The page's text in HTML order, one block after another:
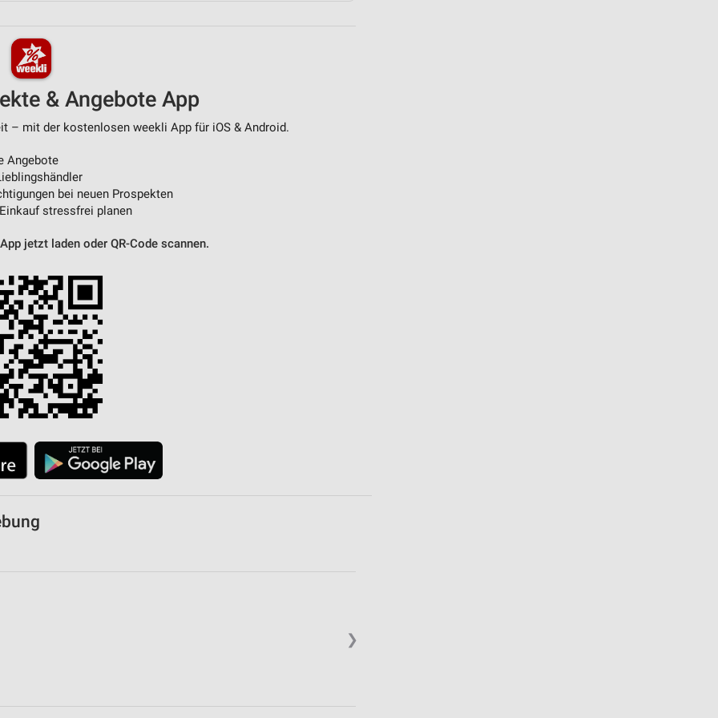
& Angebote App
– mit der kostenlosen weekli App für iOS & Android.
Angebote
bei neuen Prospekten
stressfrei planen
jetzt laden oder QR-Code scannen.
❯
Daten aus verschiedenen